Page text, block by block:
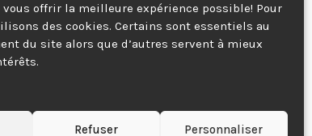
vous offrir la meilleure expérience possible! Pour
des cookies. Certains sont essentiels au
du site alors que d’autres servent à mieux
Refuser Personnaliser